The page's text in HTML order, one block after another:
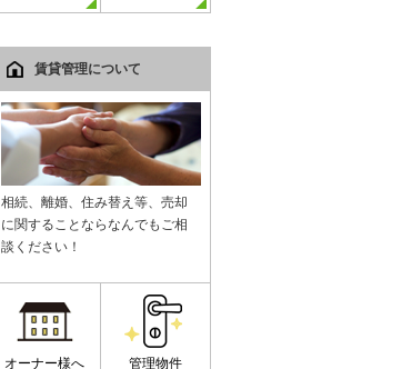
賃貸管理について
相続、離婚、住み替え等、売却
に関することならなんでもご相
談ください！
オーナー様へ 管理物件